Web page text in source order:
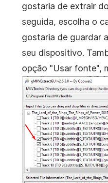
gostaria de extrair
seguida, escolha o
gostaria de guardar
seu dispositivo.
opção "Usar fonte",